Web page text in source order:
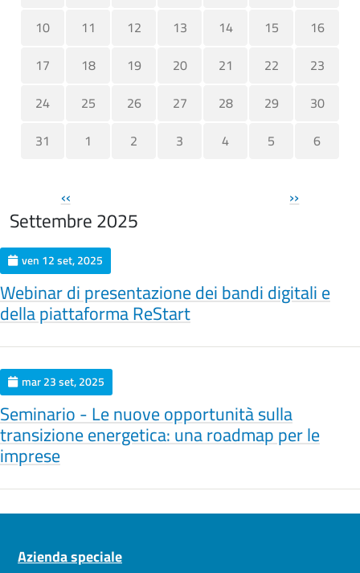
10
11 12 13 14 15
16
17
18 19 20 21 22
23
24
25 26 27 28 29
30
31
1 2 3 4 5 6
‹‹ ››
Settembre 2025
ven 12 set, 2025
Webinar di presentazione dei bandi digitali e
della piattaforma ReStart
mar 23 set, 2025
Seminario - Le nuove opportunità sulla
transizione energetica: una roadmap per le
imprese
Azienda speciale